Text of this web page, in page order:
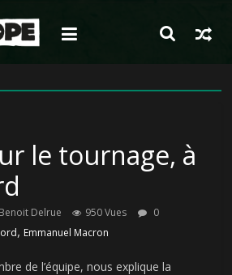
le tournage, à
Benoit Delrue 950 Vues
0
, Emmanuel Macron
de l’équipe, nous explique la